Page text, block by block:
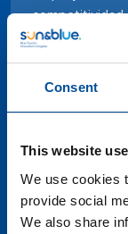
Consent
This website
We use cookies
provide social
We also share
competitividad
poseen
relacionadas
diferentes